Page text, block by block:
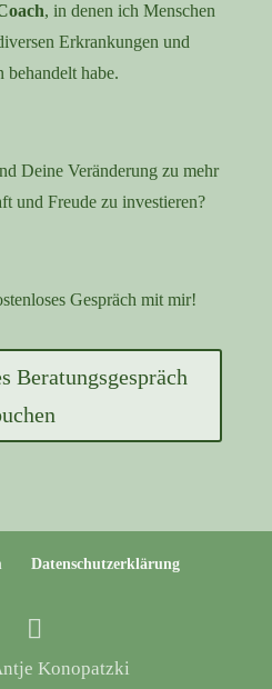
, in denen ich Menschen
Erkrankungen und
behandelt habe.
Deine Veränderung zu mehr
und Freude zu investieren?
Gespräch mit mir!
Beratungsgespräch
Datenschutzerklärung
Konopatzki